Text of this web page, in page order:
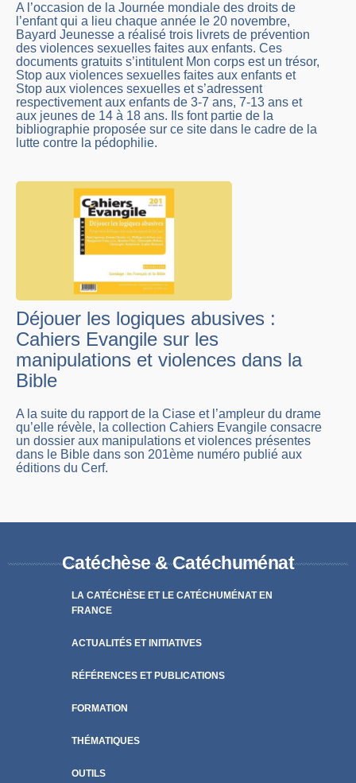
A l’occasion de la Journée mondiale des droits de
l’enfant qui a lieu chaque année le 20 novembre,
Bayard Jeunesse a réalisé trois livrets de prévention
des violences sexuelles faites aux enfants. Ces
documents gratuits s’intitulent Mon corps est un trésor,
Stop aux violences sexuelles faites aux enfants et
Stop aux violences sexuelles et s’adressent
respectivement aux enfants de 3-7 ans, 7-13 ans et
aux jeunes de 14 à 18 ans. Ils font partie de la
bibliographie proposée sur ce site dans le cadre de la
lutte contre la pédophilie.
Déjouer les logiques abusives :
Cahiers Evangile sur les
manipulations et violences dans la
Bible
A la suite du rapport de la Ciase et l’ampleur du drame
qu’elle révèle, la collection Cahiers Evangile consacre
un dossier aux manipulations et violences présentes
dans le Bible dans son 201ème numéro publié aux
éditions du Cerf.
Catéchèse & Catéchuménat
LA CATÉCHÈSE ET LE CATÉCHUMÉNAT EN
FRANCE
ACTUALITÉS ET INITIATIVES
RÉFÉRENCES ET PUBLICATIONS
FORMATION
THÉMATIQUES
OUTILS